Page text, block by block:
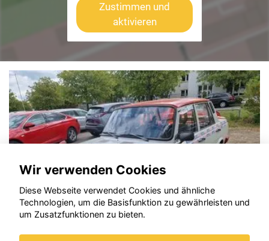
Zustimmen und
aktivieren
Wir verwenden Cookies
Diese Webseite verwendet Cookies und ähnliche
Technologien, um die Basisfunktion zu gewährleisten und
um Zusatzfunktionen zu bieten.